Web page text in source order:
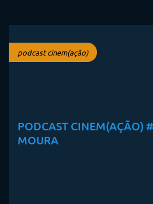
podcast cinem(ação)
PODCAST CINEM(AÇÃO)
MOURA